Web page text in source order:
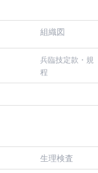
組織図
兵臨技定款・規
程
生理検査